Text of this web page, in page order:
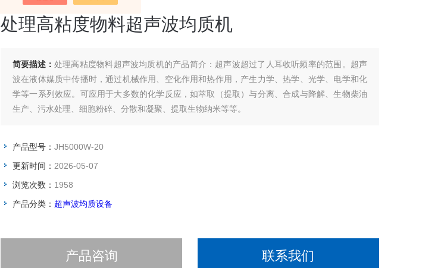
处理高粘度物料超声波均质机
简要描述： 处理高粘度物料超声波均质机的产品简介：超声波超过了人耳收听频率的范围。超声
波在液体媒质中传播时，通过机械作用、空化作用和热作用，产生力学、热学、光学、电学和化
学等一系列效应。可应用于大多数的化学反应，如萃取（提取）与分离、合成与降解、生物柴油
生产、污水处理、细胞粉碎、分散和凝聚、提取生物纳米等等。
产品型号： JH5000W-20
更新时间： 2026-05-07
浏览次数： 1958
产品分类： 超声波均质设备
产品咨询 联系我们